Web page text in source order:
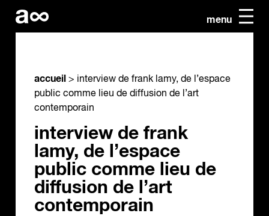
menu
accueil > interview de frank lamy, de l’espace
public comme lieu de diffusion de l’art
contemporain
interview de frank
lamy, de l’espace
public comme lieu de
diffusion de l’art
contemporain